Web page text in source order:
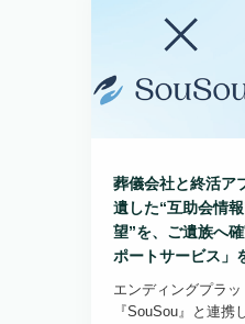
葬儀会社と終活
遺した“互助会情
望”を、ご遺族へ
ポートサービス」
エンディングプラ
『SouSou』と連携